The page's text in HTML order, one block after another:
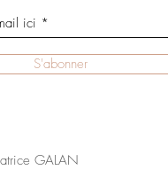
S'abonner
GALAN